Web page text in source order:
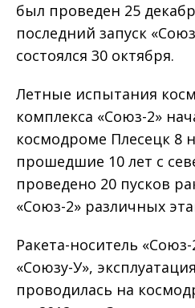
был проведен 25
последний запуск
состоялся 30 октября.
Летные испытания
комплекса «Союз-2»
космодроме Плесецк 8
прошедшие 10 лет с
проведено 20 пусков
«Союз-2» различных
Ракета-носитель
«Союзу-У»,
проводилась на